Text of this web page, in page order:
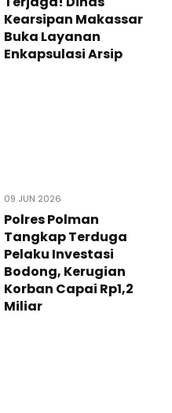
Kearsipan Makassar
Buka Layanan
Enkapsulasi Arsip
09 JUN 2026
Polres Polman
Tangkap Terduga
Pelaku Investasi
Bodong, Kerugian
Korban Capai Rp1,2
Miliar